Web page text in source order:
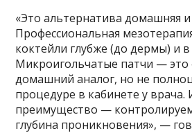
«Это альтернатива домашняя
Профессиональная
коктейли глубже (до дермы) и
Микроигольчатые патчи — это
домашний аналог, но не
процедуре в кабинете у врача.
преимущество —
глубина проникновения», —